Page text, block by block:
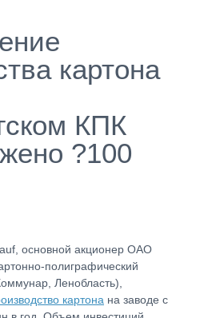
картона
КПК
?100
основной акционер ОАО
полиграфический
Ленобласть),
картона на заводе с